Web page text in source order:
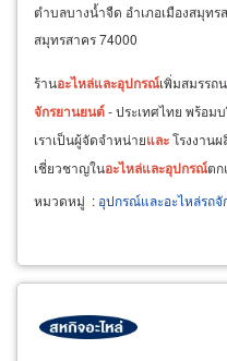
ตำบลบางน้ำจืด อำเภอเมืองสมุทร
สมุทรสาคร 74000
ร้านอะไหล่และอุปกรณ์เพิ่มสมรรถ
จักรยานยนต์- ประเทศไทย พร้อม
เราเป็นผู้จัดจำหน่ายและโรงงาน
เชี่ยวชาญในอะไหล่และอุปกรณ์ตก
จักรยานยนต์ครบวงจร ตั้งแต่อะไห
mini
เชี่ยวชาญมืออาชีพอะไหล่ทุกชิ้นข
หมวดหมู่ : อุปกรณ์และอะไหล่รถ